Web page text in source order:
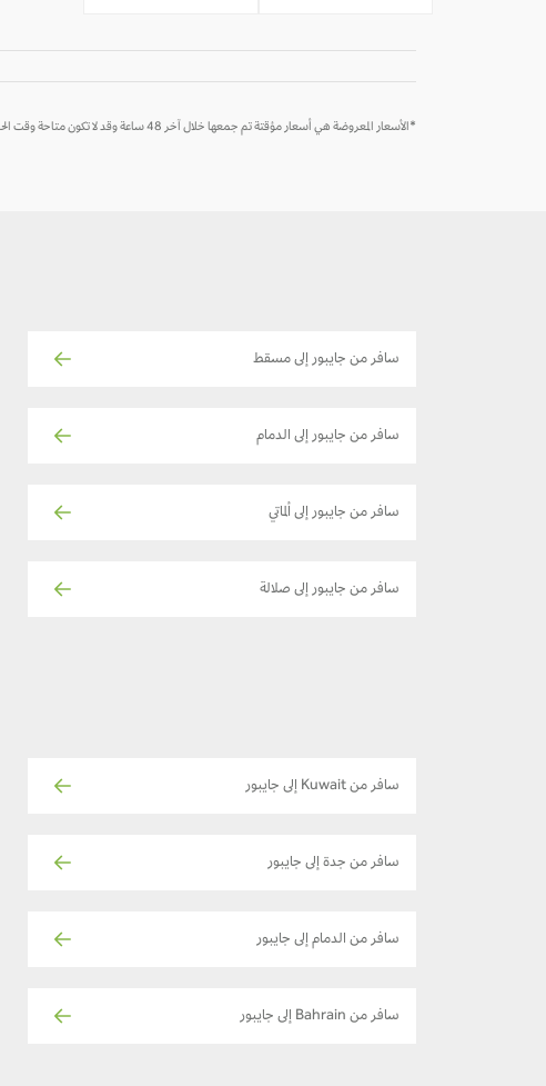
*الأسعار المعروضة هي أسعار مؤقتة تم جمعها خلال آخر 48 ساعة وقد لا تكون متاحة وقت الحجز
سافر من جايبور إلى مسقط
سافر من جايبور إلى الدمام
سافر من جايبور إلى ألماتي
سافر من جايبور إلى صلالة
سافر من Kuwait إلى جايبور
سافر من جدة إلى جايبور
سافر من الدمام إلى جايبور
سافر من Bahrain إلى جايبور